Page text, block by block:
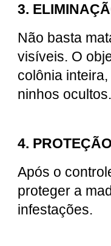
3.
Não basta
visíveis. O
colônia
ninhos ocultos.
4.
Após o
proteger a
infestações.